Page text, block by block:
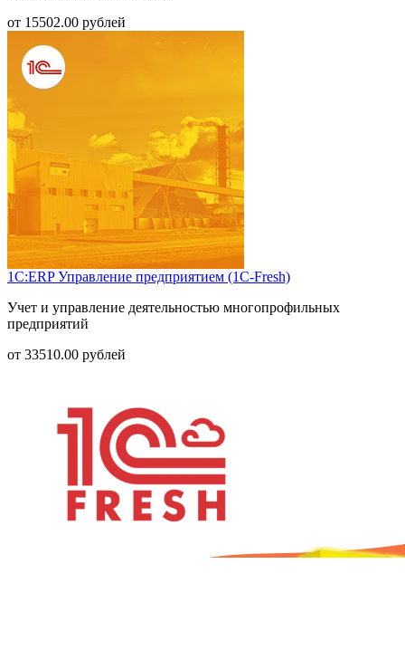
от 15502.00 рублей
1С:ERP Управление предприятием (1С-Fresh)
Учет и управление деятельностью многопрофильных
предприятий
от 33510.00 рублей